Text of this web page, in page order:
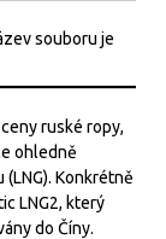
ruské ropy,
ohledně
Konkrétně
LNG2, který
do Číny.